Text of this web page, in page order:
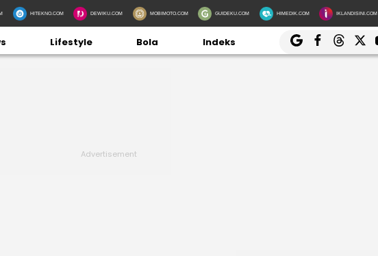
HITEKNO.COM DEWIKU.COM MOBIMOTO.COM GUIDEKU.COM HIMEDIK.COM IKLANDISINI.COM
Lifestyle Bola Indeks